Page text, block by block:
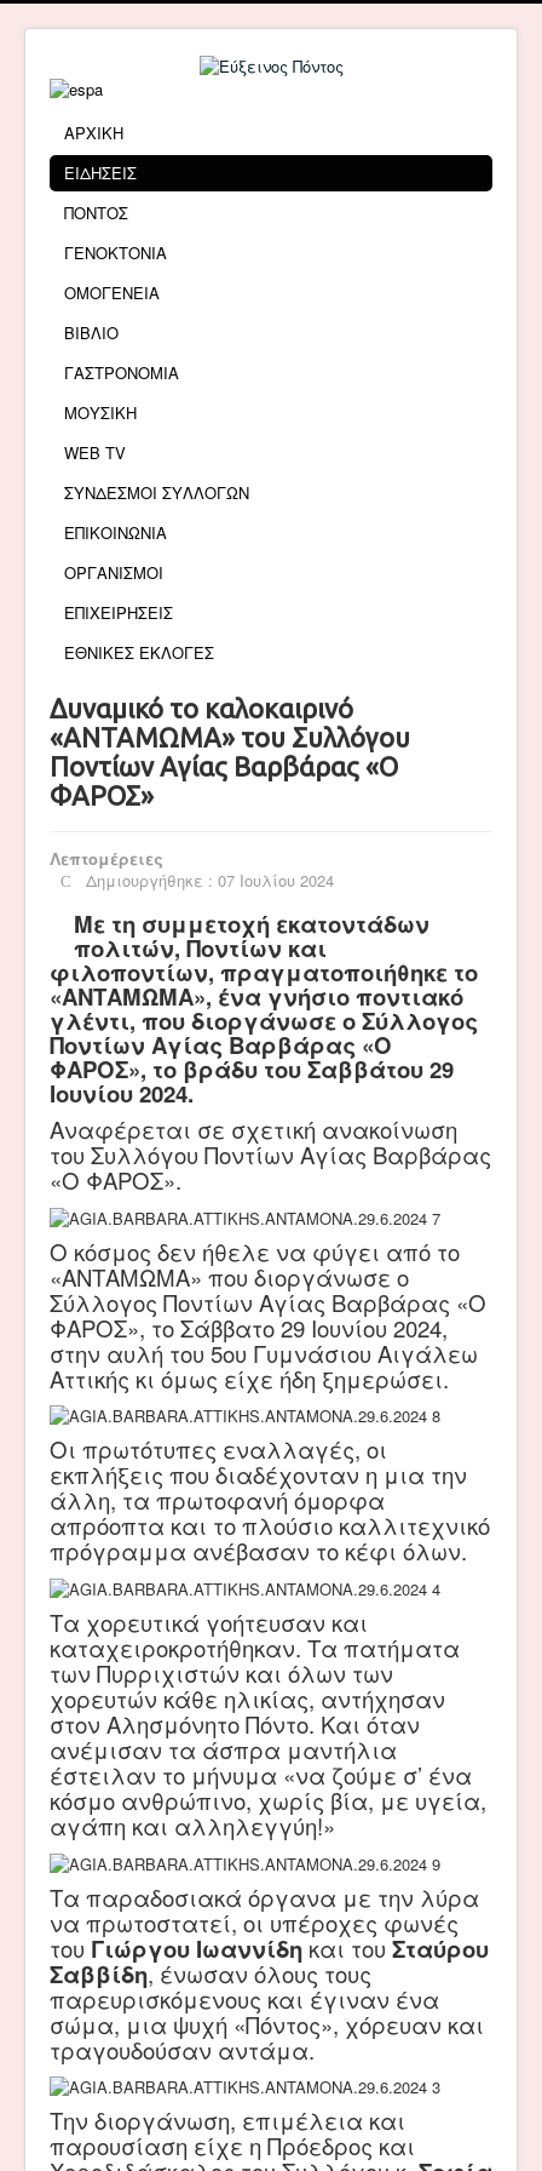
ΑΡΧΙΚΗ
ΕΙΔΗΣΕΙΣ
ΠΟΝΤΟΣ
ΓΕΝΟΚΤΟΝΙΑ
ΟΜΟΓΕΝΕΙΑ
ΒΙΒΛΙΟ
ΓΑΣΤΡΟΝΟΜΙΑ
ΜΟΥΣΙΚΗ
WEB TV
ΣΥΝΔΕΣΜΟΙ ΣΥΛΛΟΓΩΝ
ΕΠΙΚΟΙΝΩΝΙΑ
ΟΡΓΑΝΙΣΜΟΙ
ΕΠΙΧΕΙΡΗΣΕΙΣ
ΕΘΝΙΚΕΣ ΕΚΛΟΓΕΣ
Δυναμικό το καλοκαιρινό
«ΑΝΤΑΜΩΜΑ» του Συλλόγου
Ποντίων Αγίας Βαρβάρας «Ο
ΦΑΡΟΣ»
Λεπτομέρειες
Δημιουργήθηκε : 07 Ιουλίου 2024
Με τη συμμετοχή εκατοντάδων
πολιτών, Ποντίων και
φιλοποντίων, πραγματοποιήθηκε το
«ΑΝΤΑΜΩΜΑ», ένα γνήσιο ποντιακό
γλέντι, που διοργάνωσε ο Σύλλογος
Ποντίων Αγίας Βαρβάρας «Ο
ΦΑΡΟΣ», το βράδυ του Σαββάτου 29
Ιουνίου 2024.
Αναφέρεται σε σχετική ανακοίνωση
του Συλλόγου Ποντίων Αγίας Βαρβάρας
«Ο ΦΑΡΟΣ».
Ο κόσμος δεν ήθελε να φύγει από το
«ΑΝΤΑΜΩΜΑ» που διοργάνωσε ο
Σύλλογος Ποντίων Αγίας Βαρβάρας «Ο
ΦΑΡΟΣ», το Σάββατο 29 Ιουνίου 2024,
στην αυλή του 5ου Γυμνάσιου Αιγάλεω
Αττικής κι όμως είχε ήδη ξημερώσει.
Οι πρωτότυπες εναλλαγές, οι
εκπλήξεις που διαδέχονταν η μια την
άλλη, τα πρωτοφανή όμορφα
απρόοπτα και το πλούσιο καλλιτεχνικό
πρόγραμμα ανέβασαν το κέφι όλων.
Τα χορευτικά γοήτευσαν και
καταχειροκροτήθηκαν. Τα πατήματα
των Πυρριχιστών και όλων των
χορευτών κάθε ηλικίας, αντήχησαν
στον Αλησμόνητο Πόντο. Και όταν
ανέμισαν τα άσπρα μαντήλια
έστειλαν το μήνυμα «να ζούμε σ’ ένα
κόσμο ανθρώπινο, χωρίς βία, με υγεία,
αγάπη και αλληλεγγύη!»
Τα παραδοσιακά όργανα με την λύρα
να πρωτοστατεί, οι υπέροχες φωνές
του Γιώργου Ιωαννίδη και του Σταύρου
Σαββίδη, ένωσαν όλους τους
παρευρισκόμενους και έγιναν ένα
σώμα, μια ψυχή «Πόντος», χόρευαν και
τραγουδούσαν αντάμα.
Την διοργάνωση, επιμέλεια και
παρουσίαση είχε η Πρόεδρος και